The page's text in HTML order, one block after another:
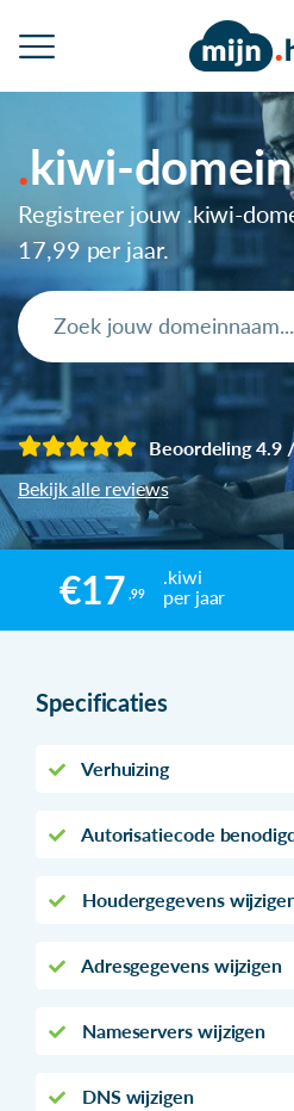
kiwi-
Registreer jouw .kiwi-
17,99 per jaar.
Beoordeling 4.9
Bekijk alle reviews
€17 ,99
.kiwi
per jaar
Specificaties
Verhuizing
Autorisatiecode
Houdergegevens
Adresgegevens wijzigen
Nameservers wijzigen
DNS wijzigen